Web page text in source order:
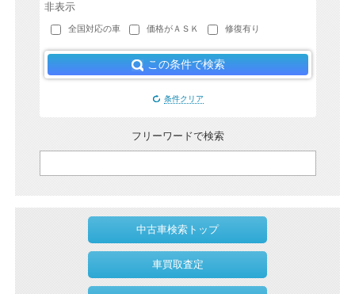
非表示
全国対応の車 価格がＡＳＫ 修復有り
この条件で検索
条件クリア
フリーワードで検索
中古車検索トップ
車買取査定